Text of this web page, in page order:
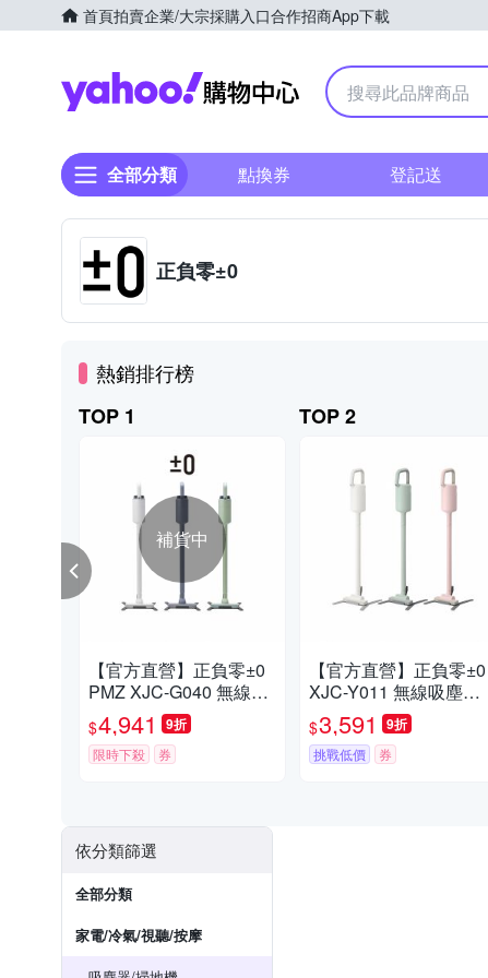
首頁拍賣企業/大宗採購入口合作招商App下載
Yahoo購物中心
全部分類 點換券 登記送
正負零±0
熱銷排行榜
TOP 1
補貨中
【官方直營】正負零±0
PMZ XJC-G040 無線吸
塵器 白
$4,941 9折
限時下殺 券
TOP 2
【官方直營】正負零±0
XJC-Y011 無線吸塵器
無印美型居家詫寂風
$3,591 9折
挑戰低價 券
依分類篩選
全部分類
家電/冷氣/視聽/按摩